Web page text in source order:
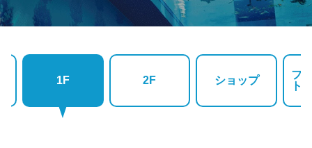
1F 2F ショップ
フ
ト